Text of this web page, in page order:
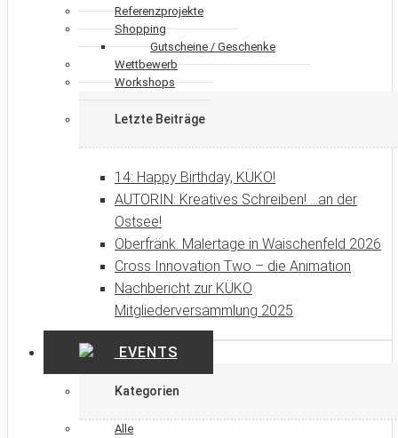
Referenzprojekte
Shopping
Gutscheine / Geschenke
Wettbewerb
Workshops
Letzte Beiträge
14: Happy Birthday, KÜKO!
AUTORIN: Kreatives Schreiben! …an der
Ostsee!
Oberfränk. Malertage in Waischenfeld 2026
Cross Innovation Two – die Animation
Nachbericht zur KÜKO
Mitgliederversammlung 2025
EVENTS
Kategorien
Alle